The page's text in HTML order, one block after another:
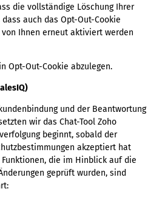
die vollständige Löschung Ihrer
auch das Opt-Out-Cookie
Ihnen erneut aktiviert werden
Opt-Out-Cookie abzulegen.
und der Beantwortung
wir das Chat-Tool Zoho
beginnt, sobald der
akzeptiert hat
die im Hinblick auf die
geprüft wurden, sind